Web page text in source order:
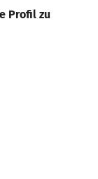
Profil zu